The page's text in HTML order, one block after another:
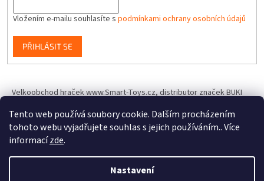
Tento web používá soubory cookie. Dalším procházením
tohoto webu vyjadřujete souhlas s jejich používáním.. Více
informacízde.
Nastavení
Vložením e-mailu souhlasíte s podmínkami ochrany osobních údajů
PŘIHLÁSIT SE
Velkoobchod hraček www.Smart-Toys.cz, distributor značek BUKI